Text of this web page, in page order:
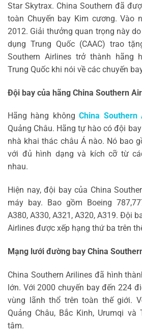
Star Skytrax. China Southern đã
toàn Chuyến bay Kim cương. Vào
2012. Giải thưởng quan trọng này
dụng Trung Quốc (CAAC) trao
Southern Airlines trở thành hãng
Trung Quốc khi nói về các chuyến
Đội bay của hãng China Southern
Hãng hàng khôngChina Southern
Quảng Châu. Hãng tự hào có đội
nhà khai thác châu Á nào. Nó bao
với đủ hình dạng và kích cỡ từ
nhau.
Hiện nay, đội bay của China
máy bay. Bao gồm Boeing
A380, A330, A321, A320, A319. Đội
Airlines được xếp hạng thứ ba trên
Mạng lưới đường bay China
China Southern Arilines đã hình
lớn. Với 2000 chuyến bay đến 224
vùng lãnh thổ trên toàn thế giới.
Quảng Châu, Bắc Kinh, Urumqi và
tâm.